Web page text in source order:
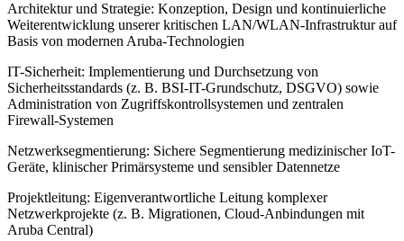
Architektur und Strategie: Konzeption, Design und kontinuierliche
Weiterentwicklung unserer kritischen LAN/WLAN-Infrastruktur auf
Basis von modernen Aruba-Technologien
IT-Sicherheit: Implementierung und Durchsetzung von
Sicherheitsstandards (z. B. BSI-IT-Grundschutz, DSGVO) sowie
Administration von Zugriffskontrollsystemen und zentralen
Firewall-Systemen
Netzwerksegmentierung: Sichere Segmentierung medizinischer IoT-
Geräte, klinischer Primärsysteme und sensibler Datennetze
Projektleitung: Eigenverantwortliche Leitung komplexer
Netzwerkprojekte (z. B. Migrationen, Cloud-Anbindungen mit
Aruba Central)